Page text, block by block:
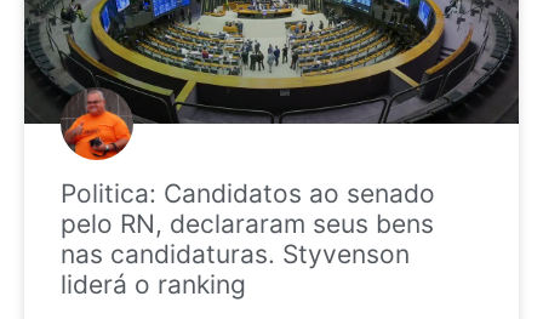
Politica: Candidatos ao senado
pelo RN, declararam seus bens
nas candidaturas. Styvenson
liderá o ranking